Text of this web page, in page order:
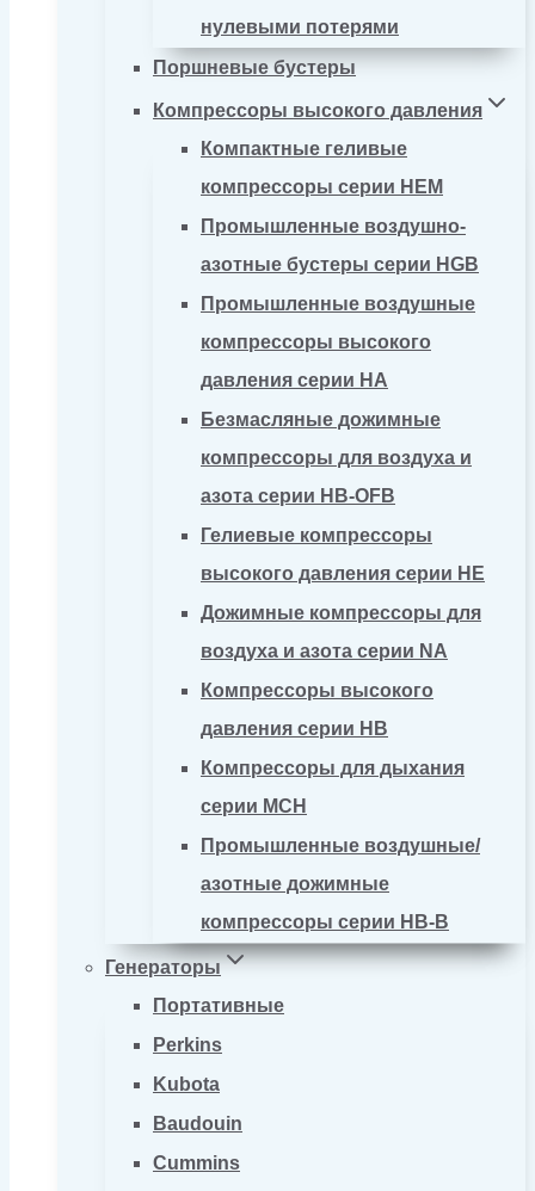
нулевыми потерями
Поршневые бустеры
Компрессоры высокого давления
Компактные геливые
компрессоры серии HEM
Промышленные воздушно-
азотные бустеры серии HGB
Промышленные воздушные
компрессоры высокого
давления серии HA
Безмасляные дожимные
компрессоры для воздуха и
азота серии HB-OFB
Гелиевые компрессоры
высокого давления серии HE
Дожимные компрессоры для
воздуха и азота серии NA
Компрессоры высокого
давления серии HB
Компрессоры для дыхания
серии MCH
Промышленные воздушные/
азотные дожимные
компрессоры серии HB-B
Генераторы
Портативные
Perkins
Kubota
Baudouin
Cummins